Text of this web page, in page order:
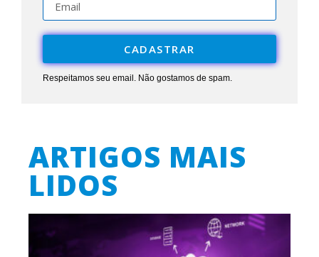
CADASTRAR
Respeitamos seu email. Não gostamos de spam.
ARTIGOS MAIS
LIDOS